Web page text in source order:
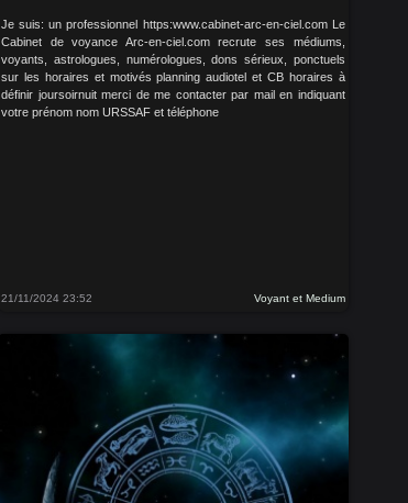
Je suis: un professionnel https:www.cabinet-arc-en-ciel.com Le
Cabinet de voyance Arc-en-ciel.com recrute ses médiums,
voyants, astrologues, numérologues, dons sérieux, ponctuels
sur les horaires et motivés planning audiotel et CB horaires à
définir joursoirnuit merci de me contacter par mail en indiquant
votre prénom nom URSSAF et téléphone
21/11/2024 23:52 Voyant et Medium